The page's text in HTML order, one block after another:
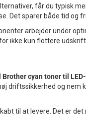
får du typisk
Det sparer både tid og
arbejder under
ikke kun flottere
Brother cyan toner til
driftssikkerhed og
til at levere. Det er